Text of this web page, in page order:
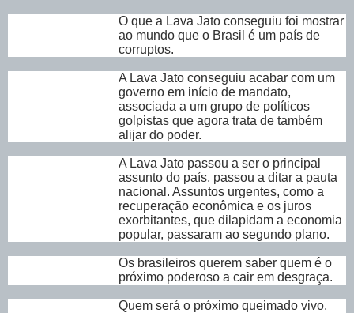
O que a Lava Jato conseguiu foi mostrar
ao mundo que o Brasil é um país de
corruptos.
A Lava Jato conseguiu acabar com um
governo em início de mandato,
associada a um grupo de políticos
golpistas que agora trata de também
alijar do poder.
A Lava Jato passou a ser o principal
assunto do país, passou a ditar a pauta
nacional. Assuntos urgentes, como a
recuperação econômica e os juros
exorbitantes, que dilapidam a economia
popular, passaram ao segundo plano.
Os brasileiros querem saber quem é o
próximo poderoso a cair em desgraça.
Quem será o próximo queimado vivo.